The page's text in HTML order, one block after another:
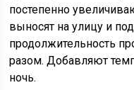
постепенно
выносят на улицу и
продолжительность
разом. Добавляют
ночь.